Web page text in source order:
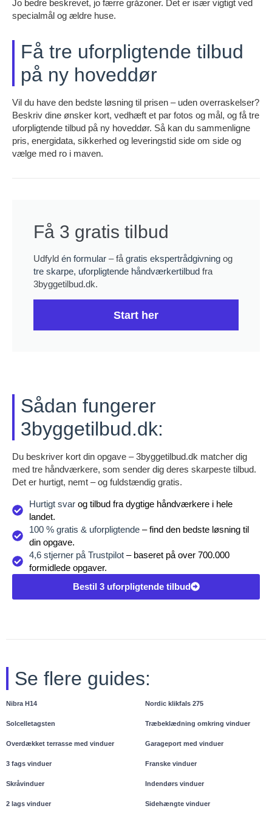
Jo bedre beskrevet, jo færre gråzoner. Det er især vigtigt ved
specialmål og ældre huse.
Få tre uforpligtende tilbud
på ny hoveddør
Vil du have den bedste løsning til prisen – uden overraskelser?
Beskriv dine ønsker kort, vedhæft et par fotos og mål, og få tre
uforpligtende tilbud på ny hoveddør. Så kan du sammenligne
pris, energidata, sikkerhed og leveringstid side om side og
vælge med ro i maven.
Få 3 gratis tilbud
Udfyld én formular – få gratis ekspertrådgivning og
tre skarpe, uforpligtende håndværkertilbud fra
3byggetilbud.dk.
Start her
Sådan fungerer
3byggetilbud.dk:
Du beskriver kort din opgave – 3byggetilbud.dk matcher dig
med tre håndværkere, som sender dig deres skarpeste tilbud.
Det er hurtigt, nemt – og fuldstændig gratis.
Hurtigt svarog tilbud fra dygtige håndværkere i hele
landet.
100 % gratis & uforpligtende– find den bedste løsning til
din opgave.
4,6 stjerner på Trustpilot– baseret på over 700.000
formidlede opgaver.
Bestil 3 uforpligtende tilbud
Se flere guides:
Nibra H14 Nordic klikfals 275
Solcelletagsten Træbeklædning omkring vinduer
Overdækket terrasse med vinduer Garageport med vinduer
3 fags vinduer Franske vinduer
Skråvinduer Indendørs vinduer
2 lags vinduer Sidehængte vinduer